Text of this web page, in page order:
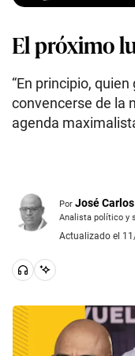
El próximo
“En principio,
convencerse de la
agenda
Por José
Analista político y
Actualizado el